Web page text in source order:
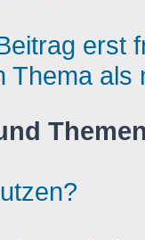
erst
Thema als